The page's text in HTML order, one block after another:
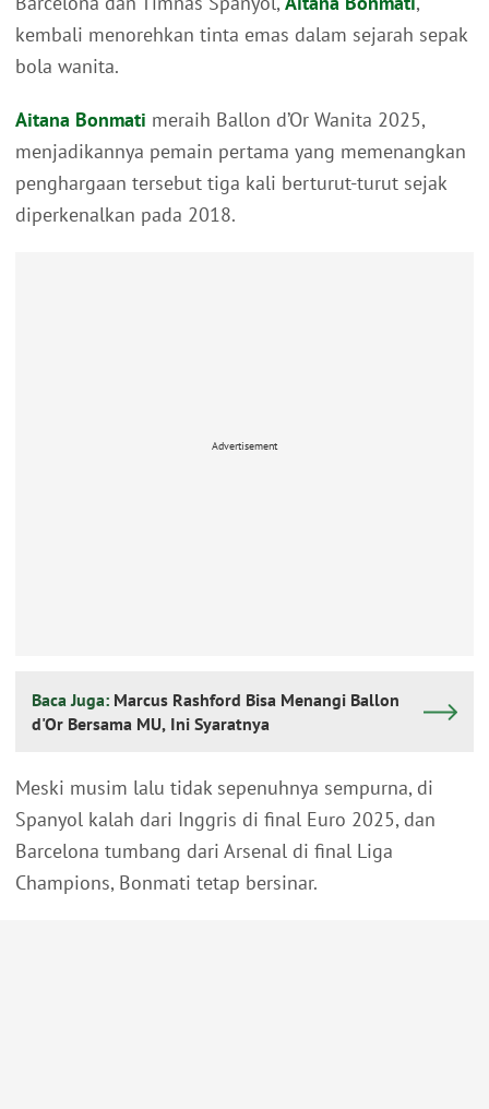
kembali menorehkan tinta emas dalam sejarah sepak
bola wanita.
Aitana Bonmati meraih Ballon d’Or Wanita 2025,
menjadikannya pemain pertama yang memenangkan
penghargaan tersebut tiga kali berturut-turut sejak
diperkenalkan pada 2018.
Advertisement
Baca Juga: Marcus Rashford Bisa Menangi Ballon
d'Or Bersama MU, Ini Syaratnya
Meski musim lalu tidak sepenuhnya sempurna, di
Spanyol kalah dari Inggris di final Euro 2025, dan
Barcelona tumbang dari Arsenal di final Liga
Champions, Bonmati tetap bersinar.